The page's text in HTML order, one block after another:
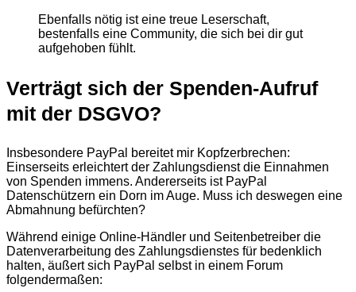
Ebenfalls nötig ist eine treue Leserschaft,
bestenfalls eine Community, die sich bei dir gut
aufgehoben fühlt.
Verträgt sich der Spenden-Aufruf
mit der DSGVO?
Insbesondere PayPal bereitet mir Kopfzerbrechen:
Einserseits erleichtert der Zahlungsdienst die Einnahmen
von Spenden immens. Andererseits ist PayPal
Datenschützern ein Dorn im Auge. Muss ich deswegen eine
Abmahnung befürchten?
Während einige Online-Händler und Seitenbetreiber die
Datenverarbeitung des Zahlungsdienstes für bedenklich
halten, äußert sich PayPal selbst in einem Forum
folgendermaßen: